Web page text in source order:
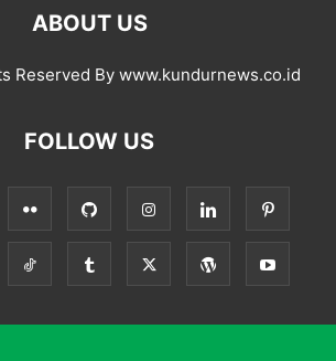
ABOUT US
Reserved By www.kundurnews.co.id
FOLLOW US